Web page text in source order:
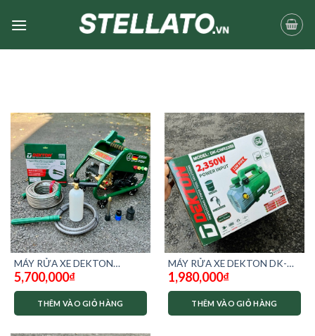
MÁY RỬA XE DEKTON
2350W CHỈNH ÁP DK-
HPW2350
5,700,000₫
THÊM VÀO GIỎ HÀNG
MÁY RỬA XE DEKTON DK-
CWR2350 – chống giật
1,980,000₫
THÊM VÀO GIỎ HÀNG